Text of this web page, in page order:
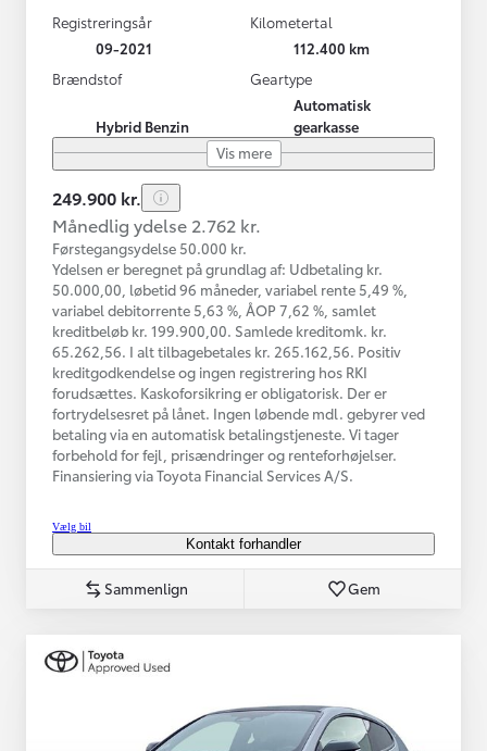
Registreringsår
09-2021
Kilometertal
112.400 km
Brændstof
Hybrid Benzin
Geartype
Automatisk
gearkasse
Vis mere
249.900 kr.
Månedlig ydelse 2.762 kr.
Førstegangsydelse 50.000 kr.
Ydelsen er beregnet på grundlag af: Udbetaling kr.
50.000,00, løbetid 96 måneder, variabel rente 5,49 %,
variabel debitorrente 5,63 %, ÅOP 7,62 %, samlet
kreditbeløb kr. 199.900,00. Samlede kreditomk. kr.
65.262,56. I alt tilbagebetales kr. 265.162,56. Positiv
kreditgodkendelse og ingen registrering hos RKI
forudsættes. Kaskoforsikring er obligatorisk. Der er
fortrydelsesret på lånet. Ingen løbende mdl. gebyrer ved
betaling via en automatisk betalingstjeneste. Vi tager
forbehold for fejl, prisændringer og renteforhøjelser.
Finansiering via Toyota Financial Services A/S.
Vælg bil
Kontakt forhandler
Sammenlign Gem